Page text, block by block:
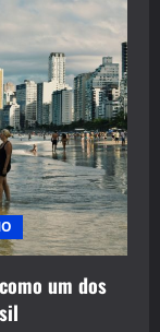
um dos